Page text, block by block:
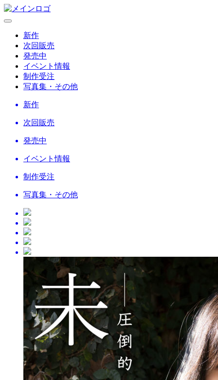
新作
次回販売
発売中
イベント情報
制作受注
写真集・その他
新作
次回販売
発売中
イベント情報
制作受注
写真集・その他